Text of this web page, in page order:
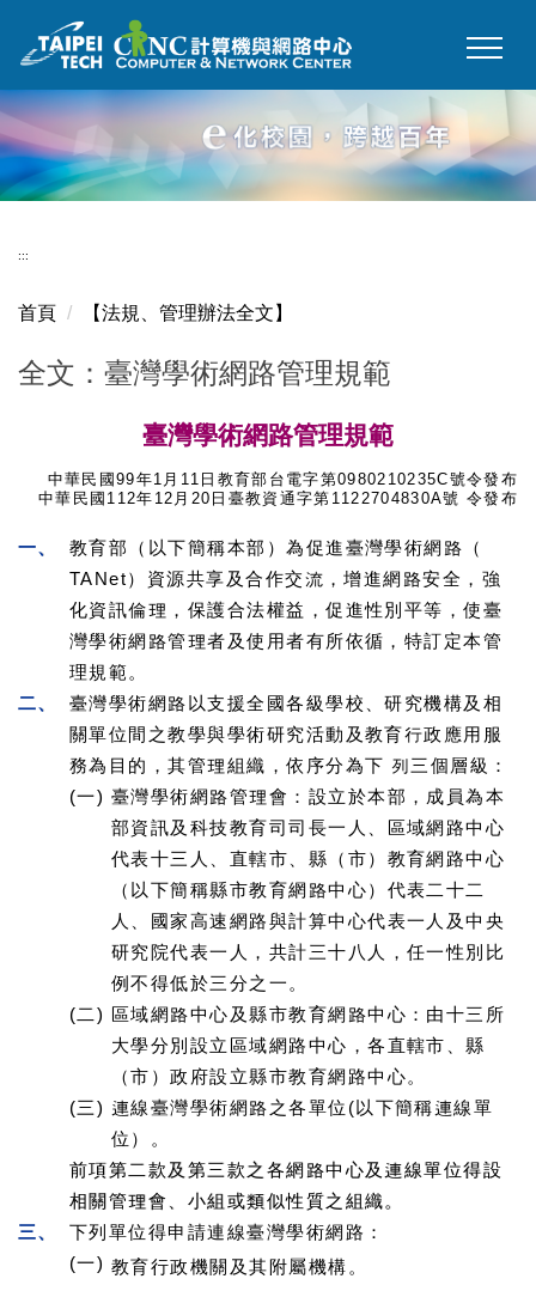
到
要
內
容
區
:::
首頁 【法規、管理辦法全文】
全文：臺灣學術網路管理規範
臺灣學術網路管理規範
中華民國99年1月11日教育部台電字第0980210235C號令發布
中華民國112年12月20日臺教資通字第1122704830A號 令發布
一、
教育部（以下簡稱本部）為促進臺灣學術網路（
TANet）資源共享及合作交流，增進網路安全，強
化資訊倫理，保護合法權益，促進性別平等，使臺
灣學術網路管理者及使用者有所依循，特訂定本管
理規範。
二、
臺灣學術網路以支援全國各級學校、研究機構及相
關單位間之教學與學術研究活動及教育行政應用服
務為目的，其管理組織，依序分為下 列三個層級：
(一) 臺灣學術網路管理會：設立於本部，成員為本
部資訊及科技教育司司長一人、區域網路中心
代表十三人、直轄市、縣（市）教育網路中心
（以下簡稱縣市教育網路中心）代表二十二
人、國家高速網路與計算中心代表一人及中央
研究院代表一人，共計三十八人，任一性別比
例不得低於三分之一。
(二)
區域網路中心及縣市教育網路中心：由十三所
大學分別設立區域網路中心，各直轄市、縣
（市）政府設立縣市教育網路中心。
(三) 連線臺灣學術網路之各單位(以下簡稱連線單
位）。
前項第二款及第三款之各網路中心及連線單位得設
相關管理會、小組或類似性質之組織。
三、
下列單位得申請連線臺灣學術網路：
(一) 教育行政機關及其附屬機構。